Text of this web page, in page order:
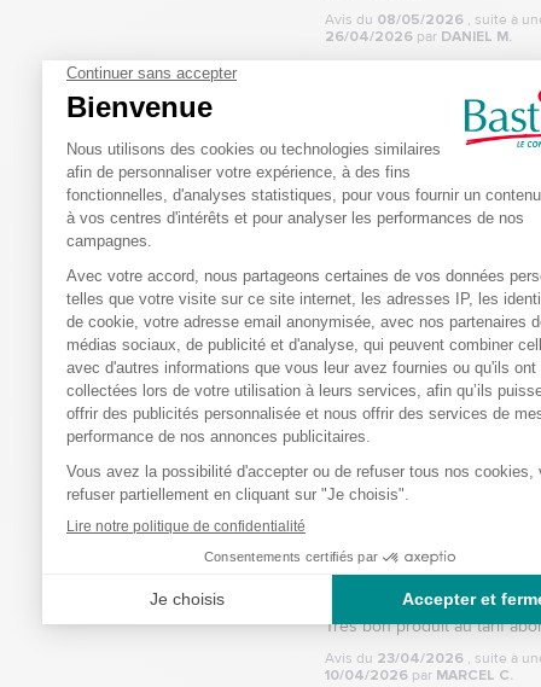
Avis du 08/05/2026 , suite à
26/04/2026 par DANIEL M.
Réponse de
Bonjour,
Nous vous
positif et sommes
d'apprendre que
satisfait de votre
satisfaction est notre
et votre avis nous
continuer à offrir le
service possible.
Avis vérifié
Très bon produit au tarif
Avis du 23/04/2026 , suite à
10/04/2026 par MARCEL C.